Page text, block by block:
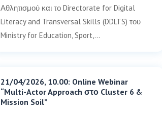
Αθλητισμού και το Directorate for Digital
Literacy and Transversal Skills (DDLTS) του
Ministry for Education, Sport,…
21/04/2026, 10.00: Online Webinar
“Multi-Actor Approach στο Cluster 6 &
Mission Soil”